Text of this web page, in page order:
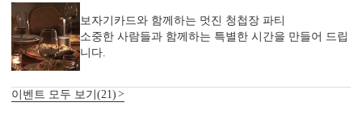
보자기카드와 함께하는 멋진 청첩장 파티
소중한 사람들과 함께하는 특별한 시간을 만들어 드립
니다.
이벤트 모두 보기(21)